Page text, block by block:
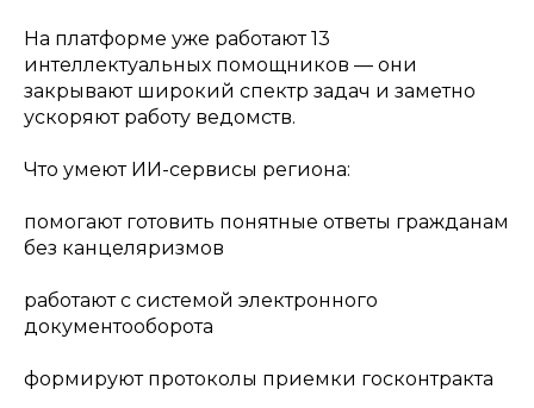
На платформе уже работают 13
интеллектуальных помощников — они
закрывают широкий спектр задач и заметно
ускоряют работу ведомств.
Что умеют ИИ-сервисы региона:
помогают готовить понятные ответы гражданам
без канцеляризмов
работают с системой электронного
документооборота
формируют протоколы приемки госконтракта